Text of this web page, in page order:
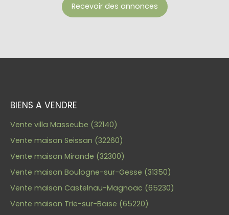
Recevoir des annonces
BIENS A VENDRE
Vente villa Masseube (32140)
Vente maison Seissan (32260)
Vente maison Mirande (32300)
Vente maison Boulogne-sur-Gesse (31350)
Vente maison Castelnau-Magnoac (65230)
Vente maison Trie-sur-Baïse (65220)